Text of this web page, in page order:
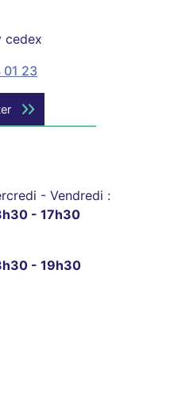
cedex
01 23
- Vendredi :
- 17h30
- 19h30